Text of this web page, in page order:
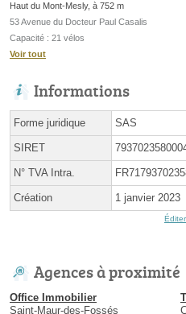
Haut du Mont-Mesly, à 752 m
53 Avenue du Docteur Paul Casalis
Capacité : 21 vélos
Voir tout
Informations
Forme juridique SAS
SIRET
N° TVA Intra.
Création 1 janvier 2023
Agences à proximité
Office Immobilier
Saint-Maur-des-Fossés